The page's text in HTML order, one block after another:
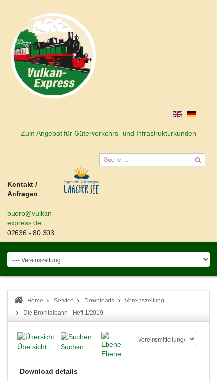
Zum Angebot für Güterverkehrs- und Infrastrukturkunden
Kontakt /
Anfragen
buero@vulkan-
express.de
02636 - 80 303
Home Service Downloads
Vereinszeitung
Die Brohltalbahn - Heft 1/2019
Übersicht
Suchen
Ebene
Download details